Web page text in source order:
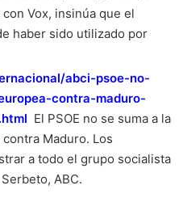
Vox, insinúa que el
haber sido utilizado por
abci-psoe-no-
contra-maduro-
El PSOE no se suma a la
Maduro. Los
a todo el grupo socialista
ABC.